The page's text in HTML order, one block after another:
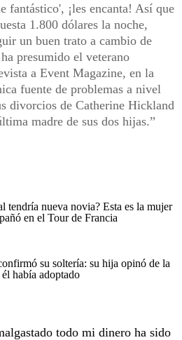
fantástico', ¡les encanta! Así que
1.800 dólares la noche,
un buen trato a cambio de
presumido el veterano
a Event Magazine, en la
fuente de problemas a nivel
divorcios de Catherine Hickland
madre de sus dos hijas.
tendría nueva novia? Esta es la mujer
en el Tour de Francia
su soltería: su hija opinó de la
había adoptado
todo mi dinero ha sido